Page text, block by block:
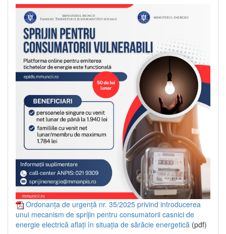
Ordonanța de urgență nr. 35/2025 privind introducerea
unui mecanism de sprijin pentru consumatorii casnici de
energie electrică aflați în situația de sărăcie energetică (pdf)